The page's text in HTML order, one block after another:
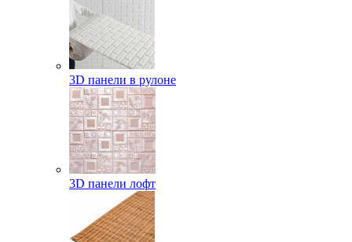
3D панели в рулоне
3D панели лофт